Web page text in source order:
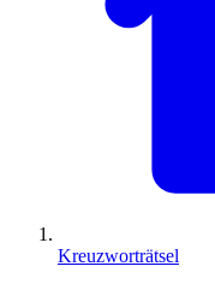
Kreuzworträtsel